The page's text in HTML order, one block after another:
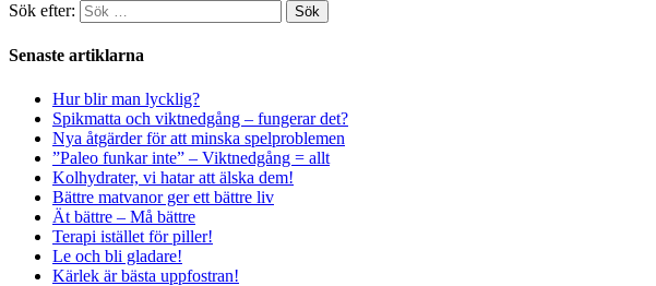
Sök efter:
Senaste artiklarna
Hur blir man lycklig?
Spikmatta och viktnedgång – fungerar det?
Nya åtgärder för att minska spelproblemen
”Paleo funkar inte” – Viktnedgång = allt
Kolhydrater, vi hatar att älska dem!
Bättre matvanor ger ett bättre liv
Ät bättre – Må bättre
Terapi istället för piller!
Le och bli gladare!
Kärlek är bästa uppfostran!